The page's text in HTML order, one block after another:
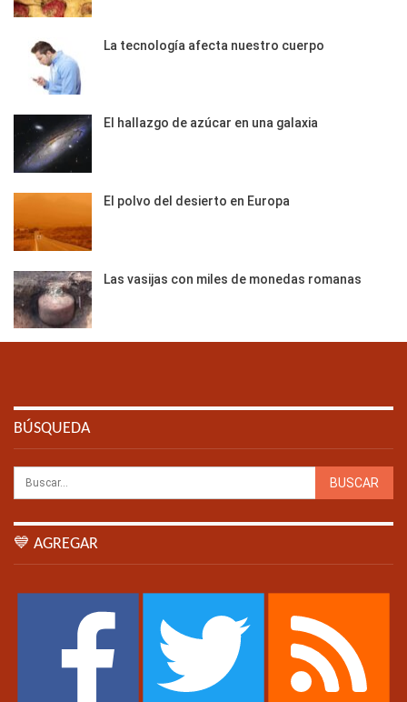
La tecnología afecta nuestro cuerpo
El hallazgo de azúcar en una galaxia
El polvo del desierto en Europa
Las vasijas con miles de monedas romanas
BÚSQUEDA
💙 AGREGAR